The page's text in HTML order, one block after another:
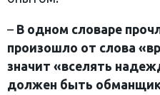
– В одном словаре
произошло от слова
значит «вселять
должен быть